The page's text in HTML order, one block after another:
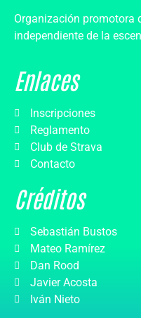
Organización promotora
independiente de la
Enlaces
Inscripciones
Reglamento
Club de Strava
Contacto
Créditos
Sebastián Bustos
Mateo Ramírez
Dan Rood
Javier Acosta
Iván Nieto